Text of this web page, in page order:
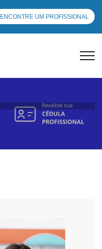
ENCONTRE UM PROFISSIONAL